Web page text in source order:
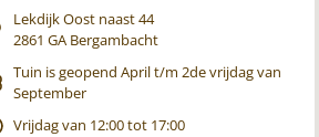
Lekdijk Oost naast 44
2861 GA Bergambacht
Tuin is geopend April t/m 2de vrijdag van
September
Vrijdag van 12:00 tot 17:00